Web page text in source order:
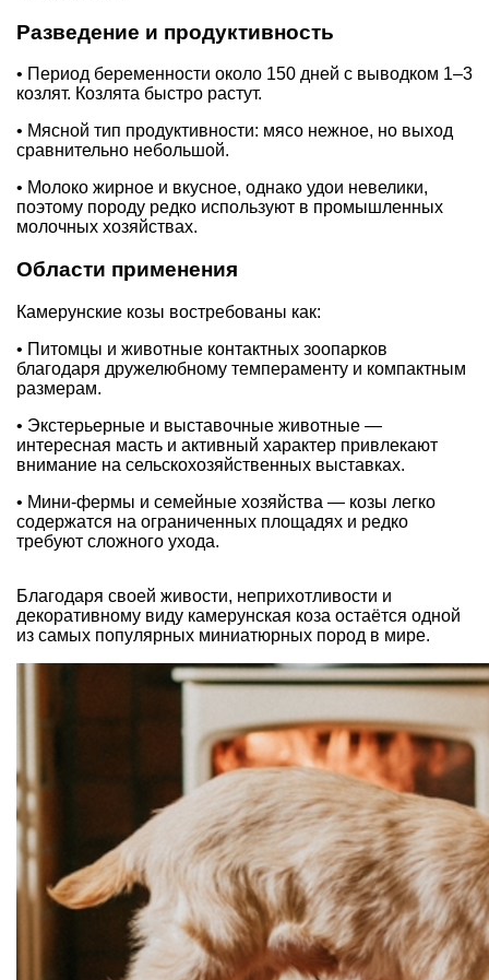
Разведение и продуктивность
• Период беременности около 150 дней с выводком 1–3
козлят. Козлята быстро растут.
• Мясной тип продуктивности: мясо нежное, но выход
сравнительно небольшой.
• Молоко жирное и вкусное, однако удои невелики,
поэтому породу редко используют в промышленных
молочных хозяйствах.
Области применения
Камерунские козы востребованы как:
• Питомцы и животные контактных зоопарков
благодаря дружелюбному темпераменту и компактным
размерам.
• Экстерьерные и выставочные животные —
интересная масть и активный характер привлекают
внимание на сельскохозяйственных выставках.
• Мини-фермы и семейные хозяйства — козы легко
содержатся на ограниченных площадях и редко
требуют сложного ухода.
Благодаря своей живости, неприхотливости и
декоративному виду камерунская коза остаётся одной
из самых популярных миниатюрных пород в мире.